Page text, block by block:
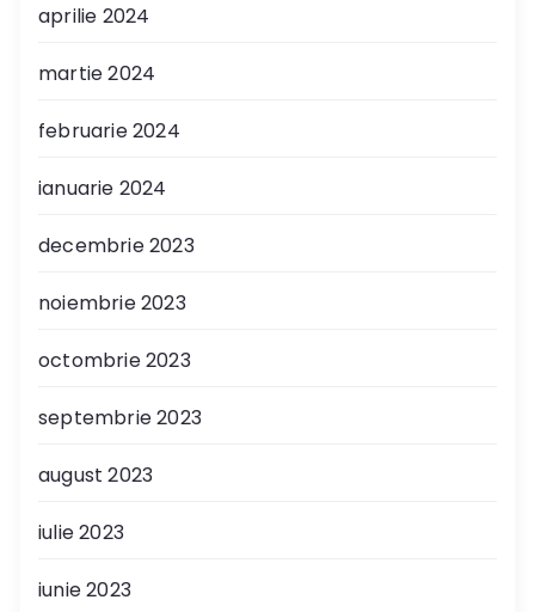
aprilie 2024
martie 2024
februarie 2024
ianuarie 2024
decembrie 2023
noiembrie 2023
octombrie 2023
septembrie 2023
august 2023
iulie 2023
iunie 2023